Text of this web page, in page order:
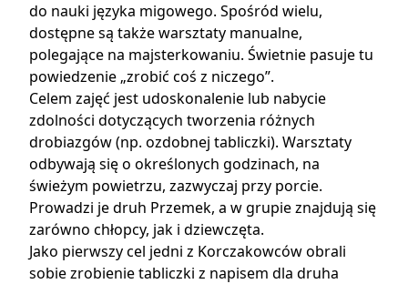
do nauki języka migowego. Spośród wielu,
dostępne są także warsztaty manualne,
polegające na majsterkowaniu. Świetnie pasuje tu
powiedzenie „zrobić coś z niczego”.
Celem zajęć jest udoskonalenie lub nabycie
zdolności dotyczących tworzenia różnych
drobiazgów (np. ozdobnej tabliczki). Warsztaty
odbywają się o określonych godzinach, na
świeżym powietrzu, zazwyczaj przy porcie.
Prowadzi je druh Przemek, a w grupie znajdują się
zarówno chłopcy, jak i dziewczęta.
Jako pierwszy cel jedni z Korczakowców obrali
sobie zrobienie tabliczki z napisem dla druha